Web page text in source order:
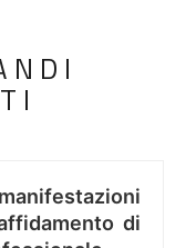
di